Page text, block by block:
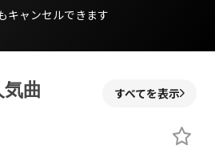
キャンセルできます
曲 すべてを表示